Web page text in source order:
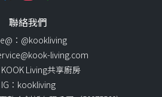
聯絡我們
：@kookliving
living.com
Living共享廚房
IG：kookliving